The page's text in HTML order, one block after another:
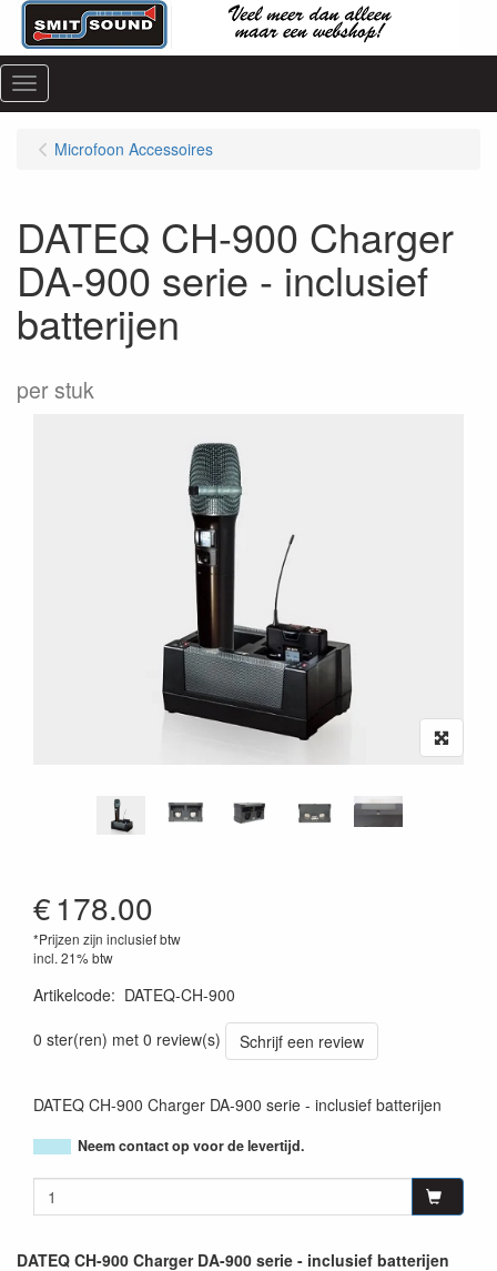
Menu
Microfoon Accessoires
DATEQ CH-900 Charger
DA-900 serie - inclusief
batterijen
per stuk
€178.00
*Prijzen zijn inclusief btw
incl. 21% btw
Artikelcode: DATEQ-CH-900
0 ster(ren) met 0 review(s)
Schrijf een review
DATEQ CH-900 Charger DA-900 serie - inclusief batterijen
Neem contact op voor de levertijd.
DATEQ CH-900 Charger DA-900 serie - inclusief batterijen